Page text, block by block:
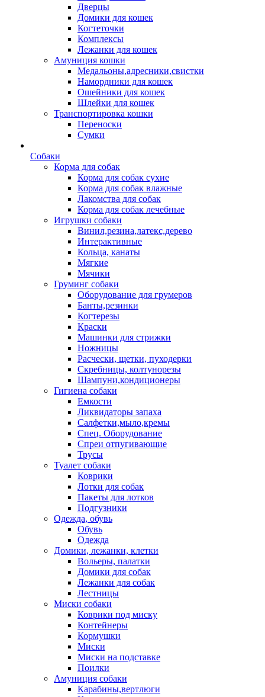
Дверцы
Домики для кошек
Когтеточки
Комплексы
Лежанки для кошек
Амуниция кошки
Медальоны,адресники,свистки
Намордники для кошек
Ошейники для кошек
Шлейки для кошек
Транспортировка кошки
Переноски
Сумки
Собаки
Корма для собак
Корма для собак сухие
Корма для собак влажные
Лакомства для собак
Корма для собак лечебные
Игрушки собаки
Винил,резина,латекс,дерево
Интерактивные
Кольца, канаты
Мягкие
Мячики
Груминг собаки
Оборудование для грумеров
Банты,резинки
Когтерезы
Краски
Машинки для стрижки
Ножницы
Расчески, щетки, пуходерки
Скребницы, колтунорезы
Шампуни,кондиционеры
Гигиена собаки
Емкости
Ликвидаторы запаха
Салфетки,мыло,кремы
Спец. Оборудование
Спреи отпугивающие
Трусы
Туалет собаки
Коврики
Лотки для собак
Пакеты для лотков
Подгузники
Одежда, обувь
Обувь
Одежда
Домики, лежанки, клетки
Вольеры, палатки
Домики для собак
Лежанки для собак
Лестницы
Миски собаки
Коврики под миску
Контейнеры
Кормушки
Миски
Миски на подставке
Поилки
Амуниция собаки
Карабины,вертлюги